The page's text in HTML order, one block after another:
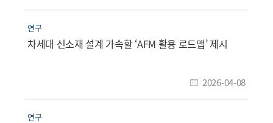
연구
차세대 신소재 설계 가속할 ‘AFM 활용 로드맵’ 제시
2026-04-08
연구